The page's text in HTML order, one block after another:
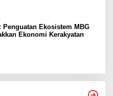
Penguatan Ekosistem MBG
Ekonomi Kerakyatan